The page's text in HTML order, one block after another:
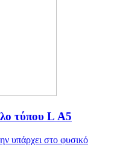
τύπου L Α5
υπάρχει στο φυσικό